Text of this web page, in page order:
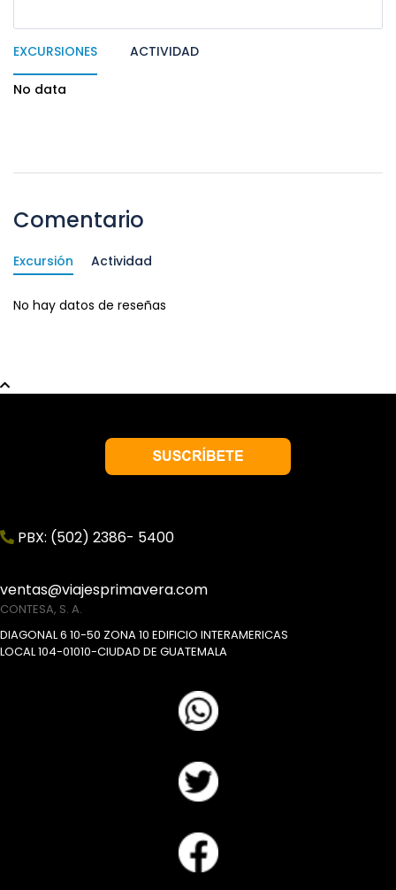
EXCURSIONES ACTIVIDAD
No data
Comentario
Excursión Actividad
No hay datos de reseñas
PBX: (502) 2386- 5400
ventas@viajesprimavera.com
CONTESA, S. A.
DIAGONAL 6 10-50 ZONA 10 EDIFICIO INTERAMERICAS
LOCAL 104-01010-CIUDAD DE GUATEMALA